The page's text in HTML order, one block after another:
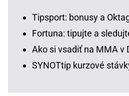
Tipsport: bonusy a
Fortuna: tipujte a
Ako si vsadiť na MMA v
SYNOTtip kurzové